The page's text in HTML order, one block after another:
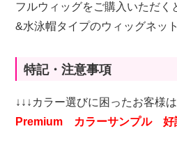
フルウィッグをご購入いただく
&水泳帽タイプのウィッグネッ
特記・注意事項
↓↓↓カラー選びに困ったお客様
Premium カラーサンプル 好